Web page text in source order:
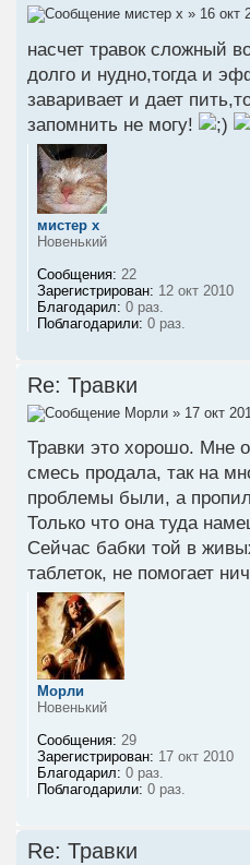
мистер х » 16 окт
насчет травок сложный
долго и нудно,тогда и
заваривает и дает
запомнить не могу!
мистер х
Новенький
Сообщения: 22
Зарегистрирован: 12 окт 2010
Благодарил: 0 раз.
Поблагодарили: 0 раз.
Re: Травки
Морли » 17 окт
Травки это хорошо. Мне
смесь продала, так на
проблемы были, а
Только что она туда
Сейчас бабки той в
таблеток, не помогает
Морли
Новенький
Сообщения: 29
Зарегистрирован: 17 окт 2010
Благодарил: 0 раз.
Поблагодарили: 0 раз.
Re: Травки